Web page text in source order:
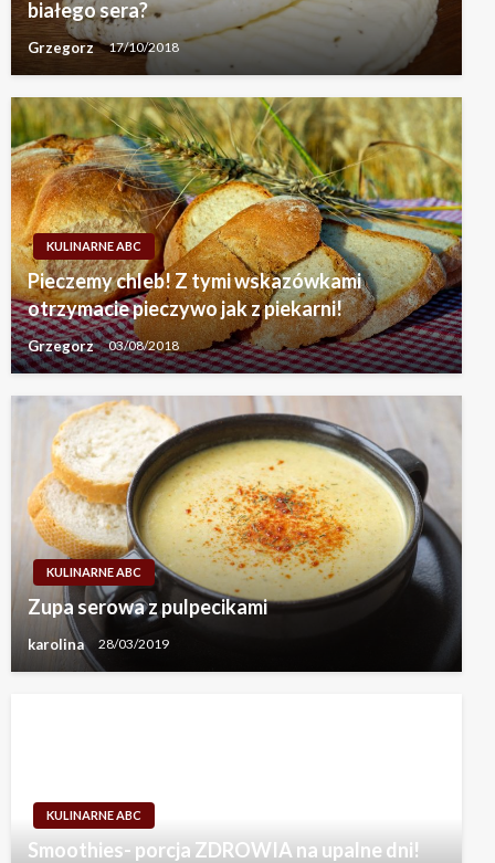
białego sera?
Grzegorz 17/10/2018
KULINARNE ABC
Pieczemy chleb! Z tymi wskazówkami
otrzymacie pieczywo jak z piekarni!
Grzegorz 03/08/2018
KULINARNE ABC
Zupa serowa z pulpecikami
karolina 28/03/2019
KULINARNE ABC
Smoothies- porcja ZDROWIA na upalne dni!